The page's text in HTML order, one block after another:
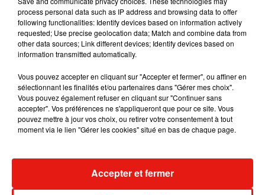
3 août 2026
leur mixtape créée en...
31 juillet 2026
Swedish House Mafia et Lykke Li
dévoilent « Happiness Is So Sad »
31 juillet 2026
process personal data such as IP address and browsing data to offer
following functionalities: Identify devices based on information actively
requested; Use precise geolocation data; Match and combine data from
other data sources; Link different devices; Identify devices based on
information transmitted automatically.
Vous pouvez accepter en cliquant sur "Accepter et fermer", ou affiner en
sélectionnant les finalités et/ou partenaires dans "Gérer mes choix".
Vous pouvez également refuser en cliquant sur "Continuer sans
accepter". Vos préférences ne s'appliqueront que pour ce site. Vous
pouvez mettre à jour vos choix, ou retirer votre consentement à tout
moment via le lien "Gérer les cookies" situé en bas de chaque page.
Accepter et fermer